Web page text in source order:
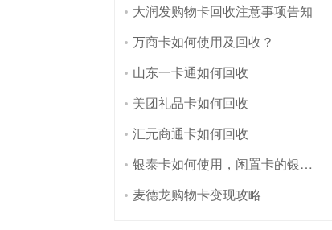
大润发购物卡回收注意事项告知
万商卡如何使用及回收？
山东一卡通如何回收
美团礼品卡如何回收
汇元商通卡如何回收
银泰卡如何使用，闲置卡的银泰卡如何变现
麦德龙购物卡变现攻略